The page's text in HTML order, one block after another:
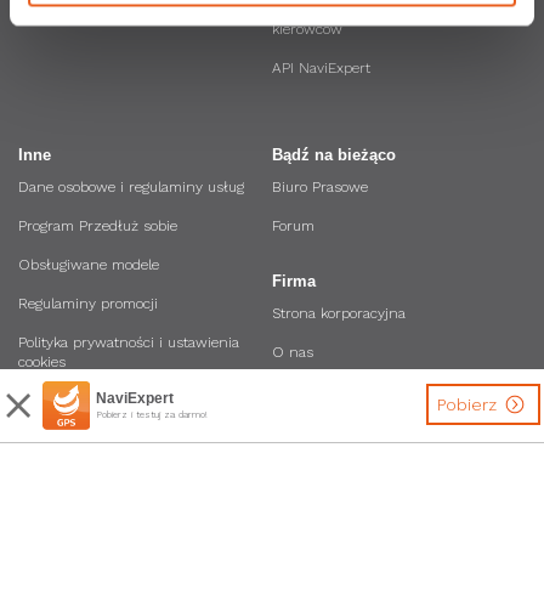
NaviExpert
Pobierz i testuj za darmo!
Pobierz
Nawigacja Orange
LINK4 Doceniamy dobrych
kierowców
API NaviExpert
Bądź na bieżąco
Biuro Prasowe
Forum
Firma
Strona korporacyjna
O nas
Inne
Dane osobowe i regulaminy usług
Program Przedłuż sobie
Obsługiwane modele
Regulaminy promocji
Polityka prywatności i ustawienia
cookies
Zostań Ambasadorem NaviExpert
Regulamin Sklepu